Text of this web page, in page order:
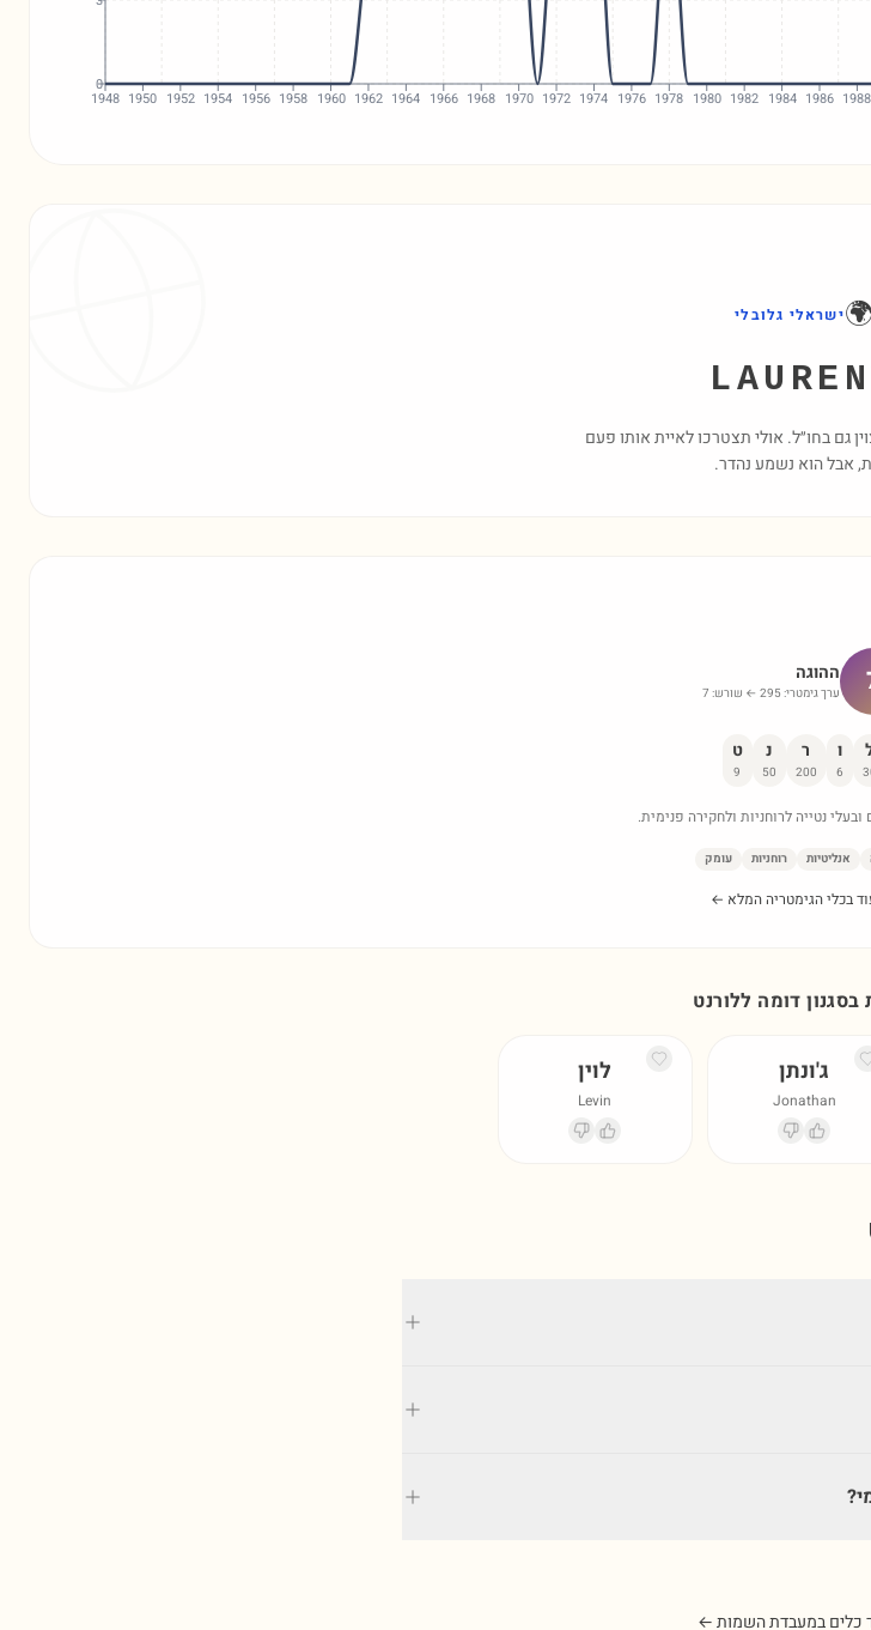
1948 1950 1952 1954 1956 1958 1960 1962 1964 1966 1968 1970 1972 1974 1976 1978 1980 1982 1984 1986 1988
0
🌍ישראלי גלובלי
גם בחו״ל. אולי תצטרכו לאיית אותו פעם
אבל הוא נשמע נהדר.
ההוגה
ערך גימטרי: 295 ← שורש: 7
ו
6
ר
200
נ
50
ט
9
נטייה לרוחניות ולחקירה פנימית.
אנליטיות רוחניות עומק
בכלי הגימטריה המלא ←
דומה ללורנט
ג'ונתן
Jonathan
לוין
Levin
כלים במעבדת השמות ←